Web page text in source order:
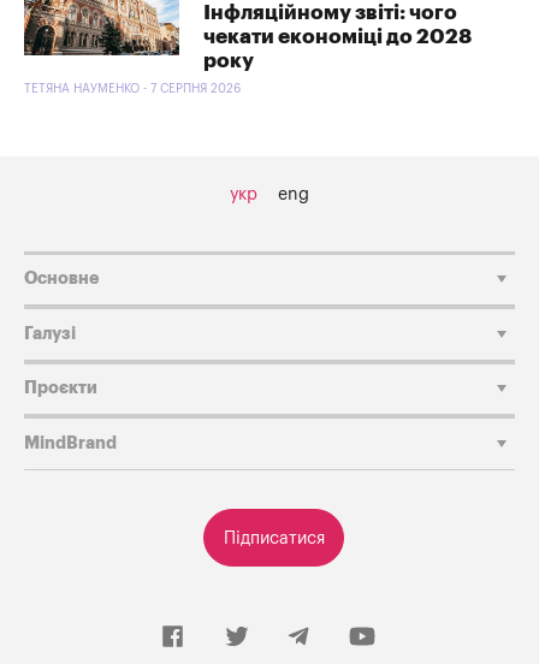
Інфляційному звіті: чого
чекати економіці до 2028
року
ТЕТЯНА НАУМЕНКО - 7 СЕРПНЯ 2026
укр eng
Підписатися
Основне
Галузі
Проєкти
MindBrand